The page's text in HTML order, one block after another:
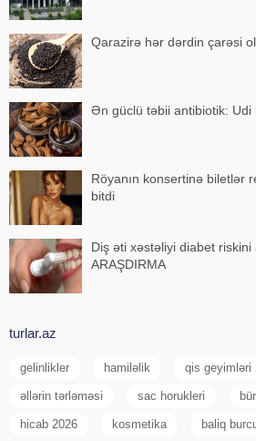
Qarazirə hər dərdin çarəsi
Ən güclü təbii antibiotik: Udi
Röyanın konsertinə biletlər
bitdi
Diş əti xəstəliyi diabet riskini
ARAŞDIRMA
turlar.az
gelinlikler hamiləlik qis geyimləri
əllərin tərləməsi sac horukleri
hicab 2026 kosmetika baliq